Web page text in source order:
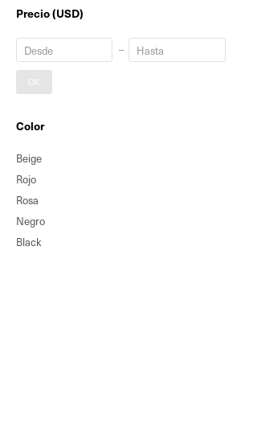
Precio(USD)
OK
Color
Beige
Rojo
Rosa
Negro
Black